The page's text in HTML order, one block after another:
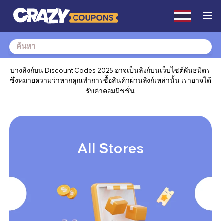
Search
for:
บางลิงก์บน Discount Codes 2025 อาจเป็นลิงก์บนเว็บไซต์พันธมิตร
ซึ่งหมายความว่าหากคุณทำการซื้อสินค้าผ่านลิงก์เหล่านั้น เราอาจได้
รับค่าคอมมิชชั่น
All Stores